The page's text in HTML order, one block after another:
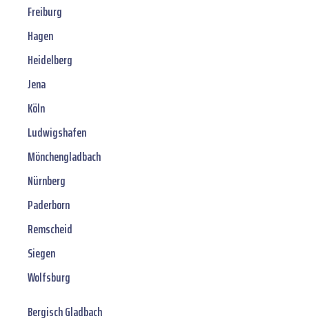
Freiburg
Hagen
Heidelberg
Jena
Köln
Ludwigshafen
Mönchengladbach
Nürnberg
Paderborn
Remscheid
Siegen
Wolfsburg
Bergisch Gladbach